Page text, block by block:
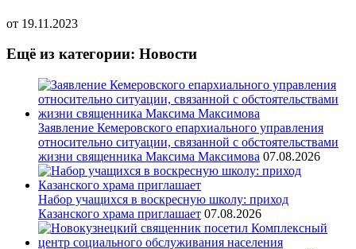
от 19.11.2023
Ещё из категории: Новости
Заявление Кемеровского епархиального управления
относительно ситуации, связанной с обстоятельствами
жизни священника Максима Максимова 07.08.2026
Набор учащихся в воскресную школу: приход
Казанского храма приглашает 07.08.2026